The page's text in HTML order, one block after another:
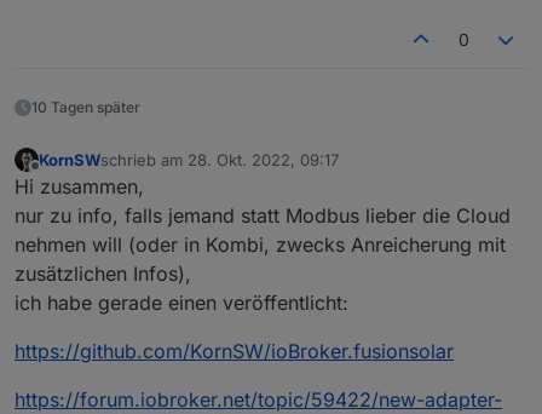
0
10 Tagen später
KornSWschrieb am 28. Okt. 2022, 09:17
zuletzt editiert von
Hi zusammen,
nur zu info, falls jemand statt Modbus lieber die Cloud
nehmen will (oder in Kombi, zwecks Anreicherung mit
zusätzlichen Infos),
ich habe gerade einen veröffentlicht:
https://github.com/KornSW/ioBroker.fusionsolar
https://forum.iobroker.net/topic/59422/new-adapter-